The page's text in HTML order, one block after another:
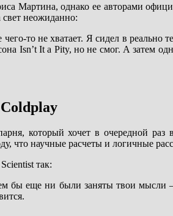
Мартина, однако ее авторами
неожиданно:
то не хватает. Я сидел в
Isn’t It a Pity, но не смог. А затем
который хочет в очередной
что научные расчеты и логичные
так:
бы еще ни были заняты твои